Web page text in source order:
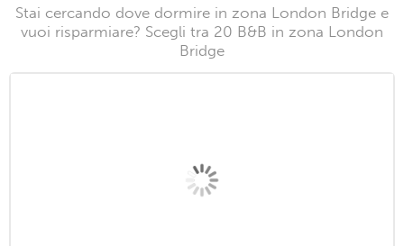
Stai cercando dove dormire in zona London Bridge e
vuoi risparmiare? Scegli tra 20 B&B in zona London
Bridge